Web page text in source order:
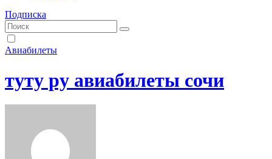
Подписка
Авиабилеты
туту ру авиабилеты сочи